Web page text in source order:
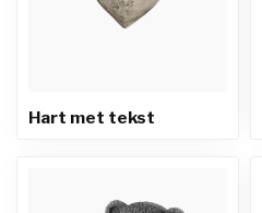
Hart met tekst